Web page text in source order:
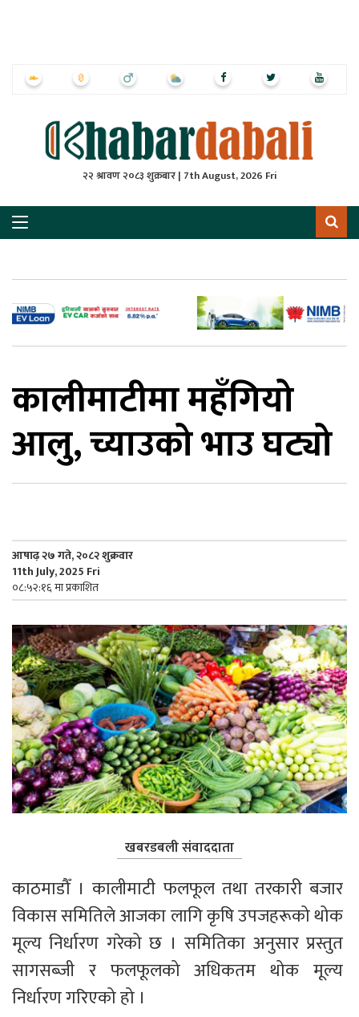
२२ श्रावण २०८३ शुक्रबार | 7th August, 2026 Fri
कालीमाटीमा महँगियो
आलु, च्याउको भाउ घट्यो
आषाढ़ २७ गते, २०८२ शुक्रवार
11th July, 2025 Fri
०८:५२:१६ मा प्रकाशित
खबरडबली संवाददाता
काठमाडौँ । कालीमाटी फलफूल तथा तरकारी बजार
विकास समितिले आजका लागि कृषि उपजहरूको थोक
मूल्य निर्धारण गरेको छ । समितिका अनुसार प्रस्तुत
सागसब्जी र फलफूलको अधिकतम थोक मूल्य
निर्धारण गरिएको हो ।